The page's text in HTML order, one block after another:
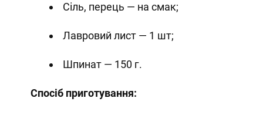
Сіль, перець — на смак;
Лавровий лист — 1 шт;
Шпинат — 150 г.
Спосіб приготування: